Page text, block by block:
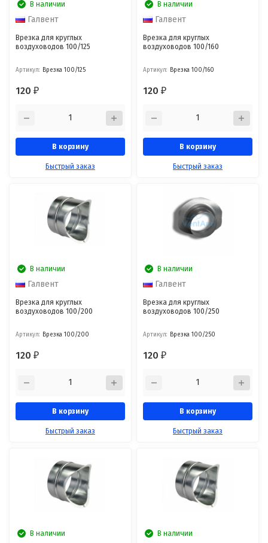
В наличии
Галвент
Врезка для круглых
воздуховодов 100/125
Артикул: Врезка 100/125
120₽
В корзину
Быстрый заказ
В наличии
Галвент
Врезка для круглых
воздуховодов 100/160
Артикул: Врезка 100/160
120₽
В корзину
Быстрый заказ
В наличии
Галвент
Врезка для круглых
воздуховодов 100/200
Артикул: Врезка 100/200
120₽
В корзину
Быстрый заказ
В наличии
Галвент
Врезка для круглых
воздуховодов 100/250
Артикул: Врезка 100/250
120₽
В корзину
Быстрый заказ
В наличии В наличии